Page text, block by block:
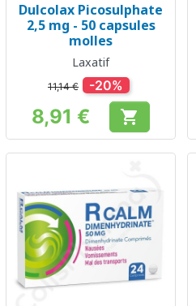
Dulcolax Picosulphate
2,5 mg - 50 capsules
molles
Laxatif
11,14 € -20%
Prix
8,91 € 